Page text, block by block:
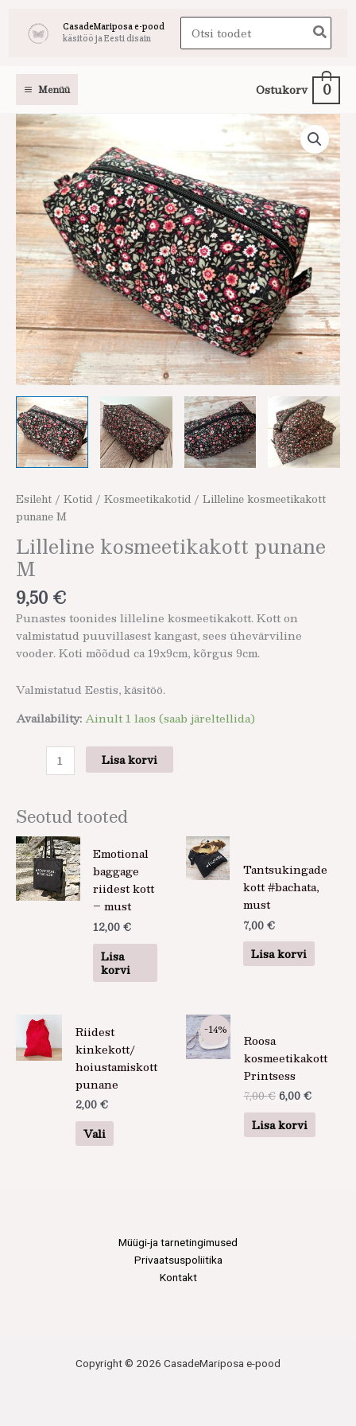
CasadeMariposa e-pood
käsitöö ja Eesti disain
Search
for:
Menüü Ostukorv 0
Esileht / Kotid / Kosmeetikakotid / Lilleline kosmeetikakott
punane M
Lilleline kosmeetikakott punane
M
9,50 €
Punastes toonides lilleline kosmeetikakott. Kott on
valmistatud puuvillasest kangast, sees ühevärviline
vooder. Koti mõõdud ca 19x9cm, kõrgus 9cm.
Valmistatud Eestis, käsitöö.
Availability:Ainult 1 laos (saab järeltellida)
Lilleline
kosmeetikakott
punane
M
kogus
Lisa korvi
Seotud tooted
Emotional
baggage
riidest kott
– must
12,00 €
Lisa
korvi
Tantsukingade
kott #bachata,
must
7,00 €
Lisa korvi
Riidest
kinkekott/
hoiustamiskott
punane
2,00 €
Vali
tootel
on
mitu
varianti.
saab
teha
-14%
Roosa
kosmeetikakott
Printsess
7,00€
7,00 €.
6,00 €
6,00 €.
Lisa korvi
Müügi-ja tarnetingimused
Privaatsuspoliitika
Kontakt
Copyright © 2026 CasadeMariposa e-pood